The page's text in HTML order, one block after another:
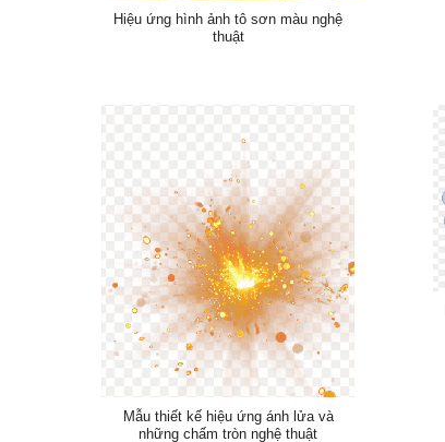
Hiệu ứng hình ảnh tô sơn màu nghệ
thuật
Mẫu thiết kế hiệu ứng ánh lửa và
những chấm tròn nghệ thuật